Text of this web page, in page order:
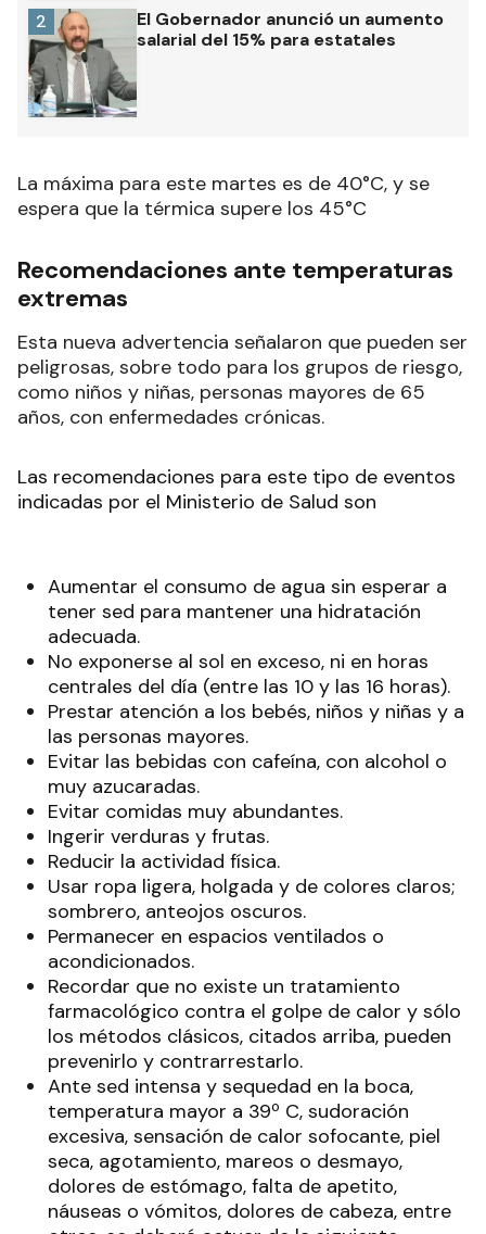
El Gobernador anunció un aumento
salarial del 15% para estatales
2
La máxima para este martes es de 40°C, y se
espera que la térmica supere los 45°C
Recomendaciones ante temperaturas
extremas
Esta nueva advertencia señalaron que pueden ser
peligrosas, sobre todo para los grupos de riesgo,
como niños y niñas, personas mayores de 65
años, con enfermedades crónicas.
Las recomendaciones para este tipo de eventos
indicadas por el Ministerio de Salud son
Aumentar el consumo de agua sin esperar a
tener sed para mantener una hidratación
adecuada.
No exponerse al sol en exceso, ni en horas
centrales del día (entre las 10 y las 16 horas).
Prestar atención a los bebés, niños y niñas y a
las personas mayores.
Evitar las bebidas con cafeína, con alcohol o
muy azucaradas.
Evitar comidas muy abundantes.
Ingerir verduras y frutas.
Reducir la actividad física.
Usar ropa ligera, holgada y de colores claros;
sombrero, anteojos oscuros.
Permanecer en espacios ventilados o
acondicionados.
Recordar que no existe un tratamiento
farmacológico contra el golpe de calor y sólo
los métodos clásicos, citados arriba, pueden
prevenirlo y contrarrestarlo.
Ante sed intensa y sequedad en la boca,
temperatura mayor a 39º C, sudoración
excesiva, sensación de calor sofocante, piel
seca, agotamiento, mareos o desmayo,
dolores de estómago, falta de apetito,
náuseas o vómitos, dolores de cabeza, entre